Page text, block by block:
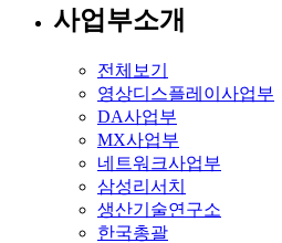
사업부소개
전체보기
영상디스플레이사업부
DA사업부
MX사업부
네트워크사업부
삼성리서치
생산기술연구소
한국총괄